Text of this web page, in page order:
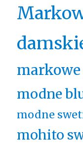
modne
modne
mohito